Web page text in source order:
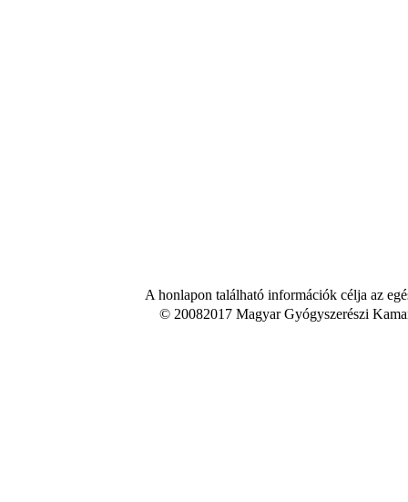
A honlapon található információk célja az
© 20082017 Magyar Gyógyszerészi